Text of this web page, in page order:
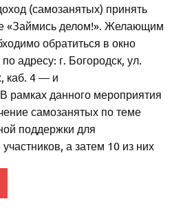
(самозанятых) принять
«Займись делом!». Желающим
обратиться в окно
адресу: г. Богородск, ул.
каб. 4 — и
рамках данного мероприятия
самозанятых по теме
поддержки для
а затем 10 из них